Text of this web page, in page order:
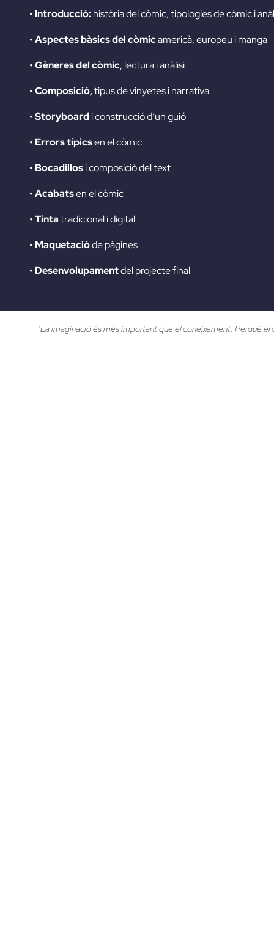
• Introducció:història del còmic, tipologies de còmic i
• Aspectes bàsics del còmicamericà, europeu i manga
• Gèneres del còmic, lectura i anàlisi
• Composició,tipus de vinyetes i narrativa
• Storyboardi construcció d’un guió
• Errors típicsen el còmic
• Bocadillosi composició del text
• Acabatsen el còmic
• Tintatradicional i digital
• Maquetacióde pàgines
• Desenvolupamentdel projecte final
“La imaginació és més important que el coneixement. Perquè